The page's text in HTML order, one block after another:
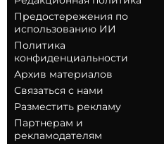
Предостережения по
использованию ИИ
Политика
конфиденциальности
Архив материалов
Связаться с нами
Разместить рекламу
Партнерам и
рекламодателям